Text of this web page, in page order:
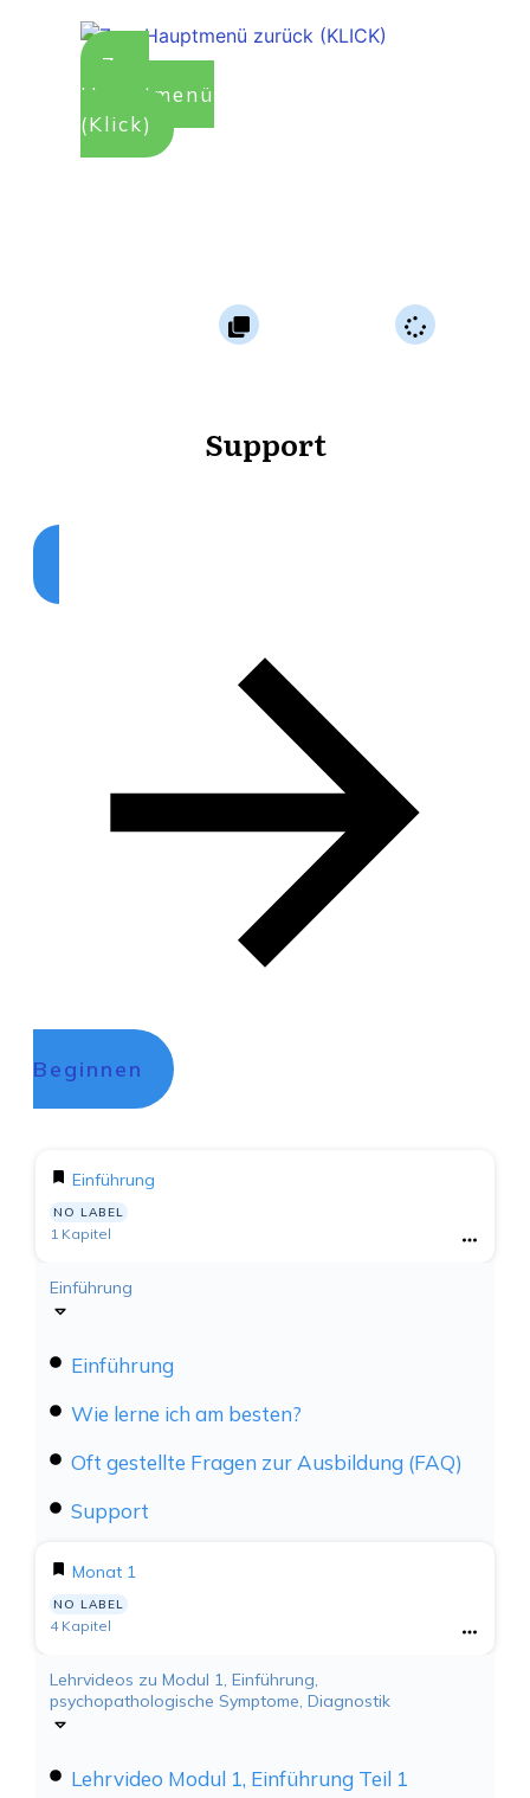
Zum
Hauptmenü
(Klick)
Support
Beginnen
Einführung
NO LABEL
1 Kapitel
Einführung
Einführung
Wie lerne ich am besten?
Oft gestellte Fragen zur Ausbildung (FAQ)
Support
Monat 1
NO LABEL
4 Kapitel
Lehrvideos zu Modul 1, Einführung,
psychopathologische Symptome, Diagnostik
Lehrvideo Modul 1, Einführung Teil 1